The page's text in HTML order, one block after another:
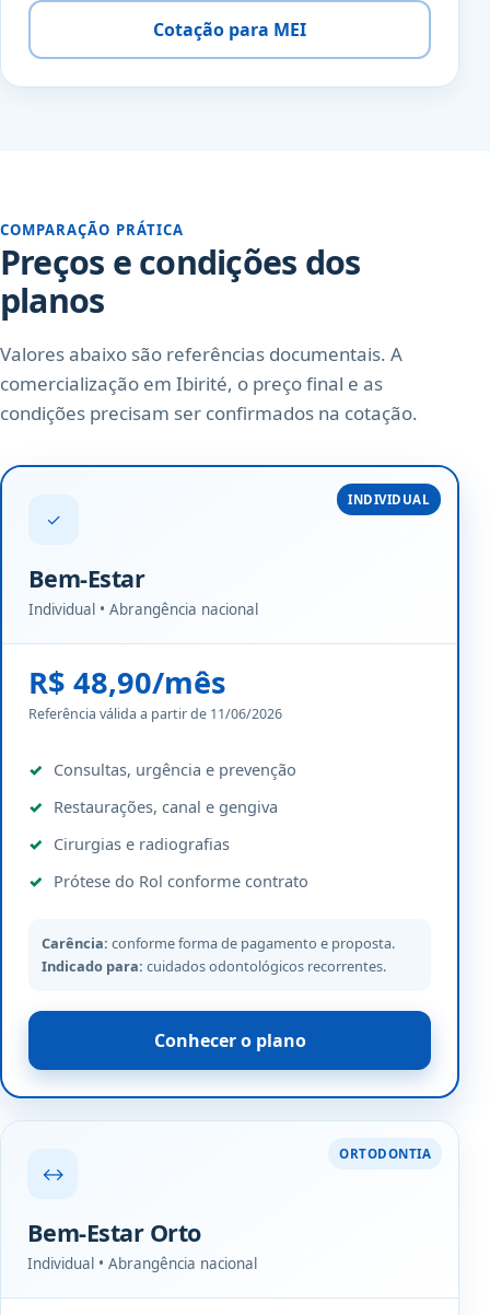
Cotação para MEI
COMPARAÇÃO PRÁTICA
Preços e condições dos
planos
Valores abaixo são referências documentais. A
comercialização em Ibirité, o preço final e as
condições precisam ser confirmados na cotação.
INDIVIDUAL
✓
Bem-Estar
Individual • Abrangência nacional
R$ 48,90/mês
Referência válida a partir de 11/06/2026
Consultas, urgência e prevenção
Restaurações, canal e gengiva
Cirurgias e radiografias
Prótese do Rol conforme contrato
Carência: conforme forma de pagamento e proposta.
Indicado para: cuidados odontológicos recorrentes.
Conhecer o plano
ORTODONTIA
↔
Bem-Estar Orto
Individual • Abrangência nacional